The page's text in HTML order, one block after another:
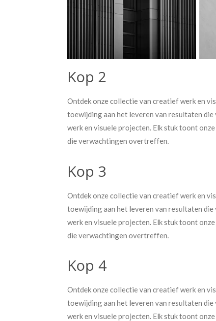
Kop 2
Ontdek onze collectie van creatief werk en
toewijding aan het leveren van resultaten
werk en visuele projecten. Elk stuk toont
die verwachtingen overtreffen.
Kop 3
Ontdek onze collectie van creatief werk en
toewijding aan het leveren van resultaten
werk en visuele projecten. Elk stuk toont
die verwachtingen overtreffen.
Kop 4
Ontdek onze collectie van creatief werk en
toewijding aan het leveren van resultaten
werk en visuele projecten. Elk stuk toont